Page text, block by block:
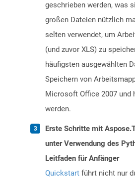
geschrieben werden, was
großen Dateien nützlich
selten verwendet, um
(und zuvor XLS) zu
häufigsten ausgewählten
Speichern von
Microsoft Office 2007 und
werden.
Erste Schritte mit
unter Verwendung des
Leitfaden für Anfänger
Quickstart führt nicht nur